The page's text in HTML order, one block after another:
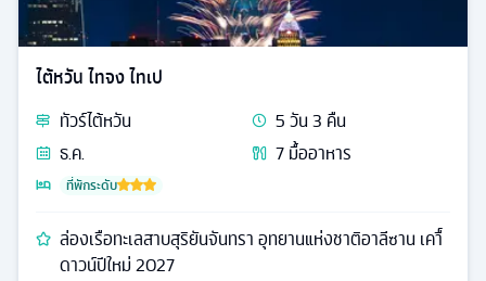
ไต้หวัน ไทจง ไทเป
ทัวร์ไต้หวัน 5วัน3 คืน
ธ.ค.
7มื้ออาหาร
ที่พักระดับ
ล่องเรือทะเลสาบสุริยันจันทรา อุทยานแห่งชาติอาลีซาน เคาื์
ดาวน์ปีใหม่ 2027